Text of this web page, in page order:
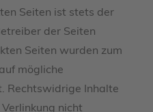
Seiten ist stets der
der Seiten
Seiten wurden zum
mögliche
Rechtswidrige Inhalte
nicht